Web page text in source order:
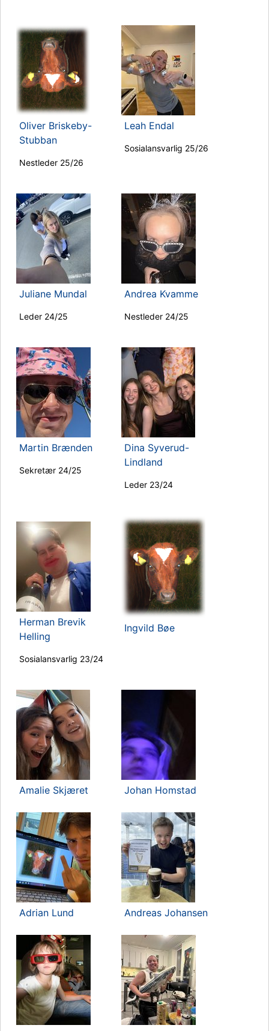
Oliver Briskeby-
Stubban
Nestleder 25/26
Leah Endal
Sosialansvarlig 25/26
Juliane Mundal
Leder 24/25
Andrea Kvamme
Nestleder 24/25
Martin Brænden
Sekretær 24/25
Dina Syverud-
Lindland
Leder 23/24
Herman Brevik
Helling
Sosialansvarlig 23/24
Ingvild Bøe
Amalie Skjæret Johan Homstad
Adrian Lund Andreas Johansen